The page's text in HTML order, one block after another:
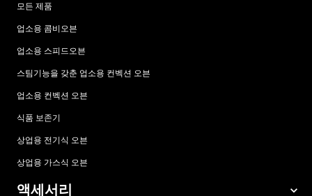
모든 제품
업소용 콤비오븐
업소용 스피드오븐
스팀기능을 갖춘 업소용 컨벡션 오븐
업소용 컨벡션 오븐
식품 보존기
상업용 전기식 오븐
상업용 가스식 오븐
액세서리